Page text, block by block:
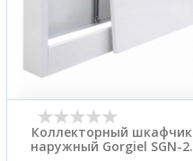
Коллекторный шкафчик
наружный Gorgiel SGN-2.